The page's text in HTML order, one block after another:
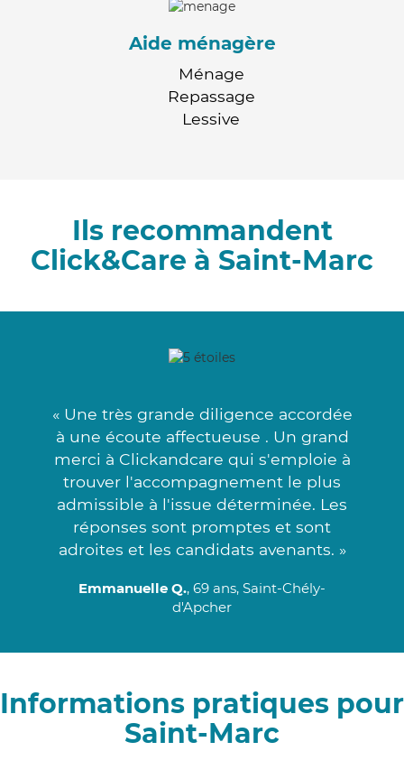
Aide ménagère
Ménage
Repassage
Lessive
Ils recommandent
Click&Care à Saint-Marc
« Une très grande diligence accordée
à une écoute affectueuse . Un grand
merci à Clickandcare qui s'emploie à
trouver l'accompagnement le plus
admissible à l'issue déterminée. Les
réponses sont promptes et sont
adroites et les candidats avenants. »
Emmanuelle Q., 69 ans, Saint-Chély-
d'Apcher
Informations pratiques pour
Saint-Marc